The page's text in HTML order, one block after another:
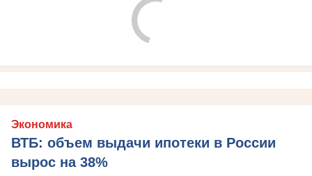
Экономика
ВТБ: объем выдачи ипотеки в России
вырос на 38%